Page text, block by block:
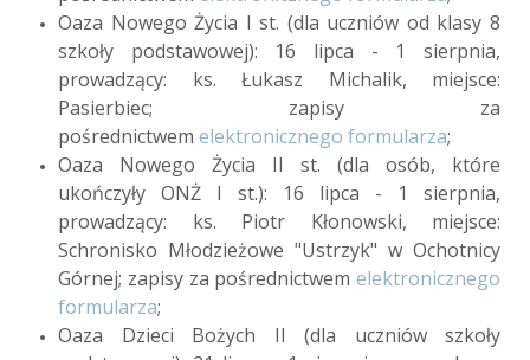
Oaza Nowego Życia I st. (dla uczniów od klasy 8
szkoły podstawowej): 16 lipca - 1 sierpnia,
prowadzący: ks. Łukasz Michalik, miejsce:
Pasierbiec; zapisy za
pośrednictwem elektronicznego formularza;
Oaza Nowego Życia II st. (dla osób, które
ukończyły ONŻ I st.): 16 lipca - 1 sierpnia,
prowadzący: ks. Piotr Kłonowski, miejsce:
Schronisko Młodzieżowe "Ustrzyk" w Ochotnicy
Górnej; zapisy za pośrednictwem elektronicznego
formularza;
Oaza Dzieci Bożych II (dla uczniów szkoły